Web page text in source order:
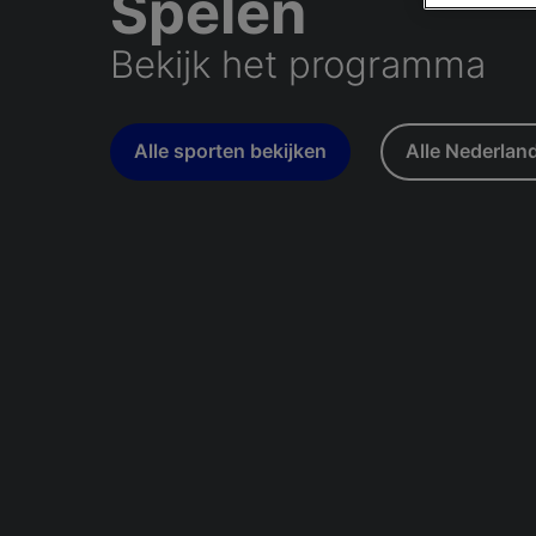
Bekijk het programma
Alle sporten bekijken Alle